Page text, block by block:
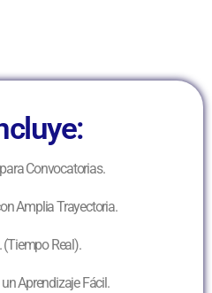
Convocatorias.
Amplia Trayectoria.
(Tiempo Real).
Aprendizaje Fácil.